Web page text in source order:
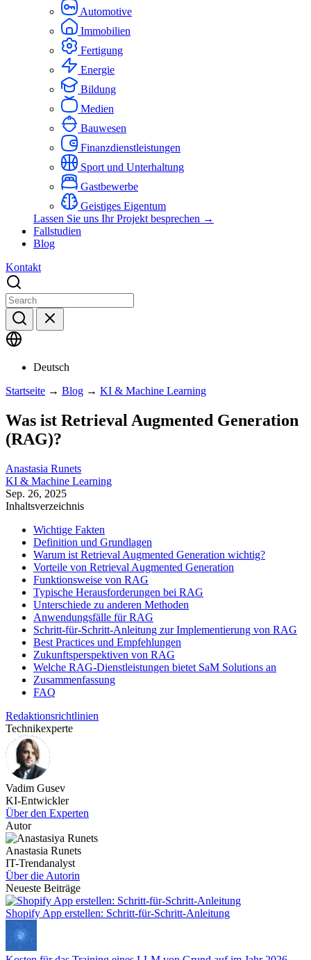
Automotive
Immobilien
Fertigung
Energie
Bildung
Medien
Bauwesen
Finanzdienstleistungen
Sport und Unterhaltung
Gastbewerbe
Geistiges Eigentum
Lassen Sie uns Ihr Projekt besprechen →
Fallstudien
Blog
Kontakt
Deutsch
Startseite → Blog → KI & Machine Learning
Was ist Retrieval Augmented Generation
(RAG)?
Anastasia Runets
KI & Machine Learning
Sep. 26, 2025
Inhaltsverzeichnis
Wichtige Fakten
Definition und Grundlagen
Warum ist Retrieval Augmented Generation wichtig?
Vorteile von Retrieval Augmented Generation
Funktionsweise von RAG
Typische Herausforderungen bei RAG
Unterschiede zu anderen Methoden
Anwendungsfälle für RAG
Schritt-für-Schritt-Anleitung zur Implementierung von RAG
Best Practices und Empfehlungen
Zukunftsperspektiven von RAG
Welche RAG-Dienstleistungen bietet SaM Solutions an
Zusammenfassung
FAQ
Redaktionsrichtlinien
Technikexperte
Vadim Gusev
KI-Entwickler
Über den Experten
Autor
Anastasia Runets
IT-Trendanalyst
Über die Autorin
Neueste Beiträge
Shopify App erstellen: Schritt-für-Schritt-Anleitung